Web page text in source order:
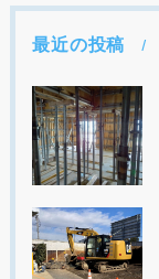
最近の投稿